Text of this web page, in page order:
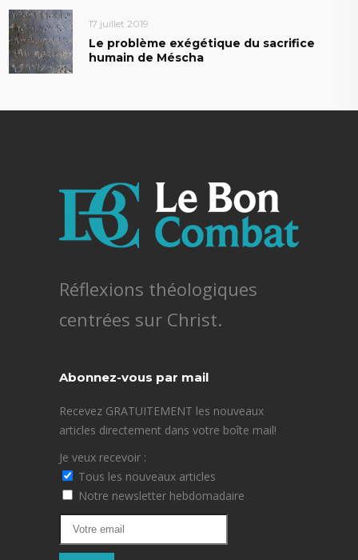
17 juillet 2019
Le problème exégétique du sacrifice
humain de Méscha
Réflexions théologiques
centrées sur Christ.
Abonnez-vous par mail
Recevez GRATUITEMENT les nouveaux
articles directement dans votre boîte mail!
Je veux recevoir :
Tous les nouveaux articles
Notre newsletter hebdomadaire